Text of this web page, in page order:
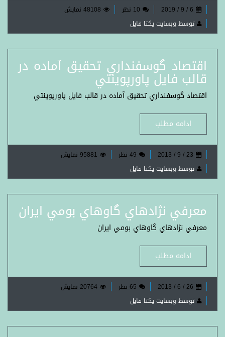
6 / 9 / 2019 10 نظر
48108 نمایش
توسط وبسایت یکتا فایل
اقتصاد گوسفنداري تحقيق آماده در
قالب فايل پاورپوينتي
اقتصاد گوسفنداري تحقيق آماده در قالب فايل پاورپوينتي
ادامه مطلب
23 / 9 / 2013 49 نظر
95881 نمایش
توسط وبسایت یکتا فایل
معرفي نژادهاي گاوهاي بومي ايران
معرفي نژادهاي گاوهاي بومي ايران
ادامه مطلب
26 / 6 / 2013 65 نظر
20764 نمایش
توسط وبسایت یکتا فایل